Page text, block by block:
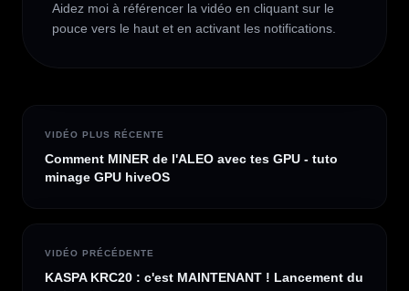
Aidez moi à référencer la vidéo en cliquant sur le
pouce vers le haut et en activant les notifications.
VIDÉO PLUS RÉCENTE
Comment MINER de l'ALEO avec tes GPU - tuto
minage GPU hiveOS
VIDÉO PRÉCÉDENTE
KASPA KRC20 : c'est MAINTENANT ! Lancement du